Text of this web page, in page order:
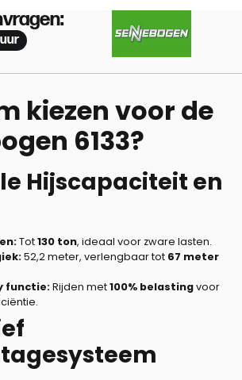
kiezen voor de
6133?
Hijscapaciteit en
Tot130 ton, ideaal voor zware lasten.
52,2 meter, verlengbaar tot 67 meter
functie:Rijden met100% belastingvoor